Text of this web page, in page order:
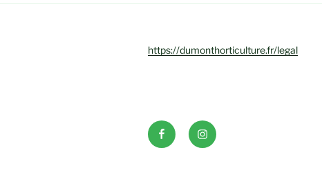
https://dumonthorticulture.fr/legal
FacebookINSTAGRAM